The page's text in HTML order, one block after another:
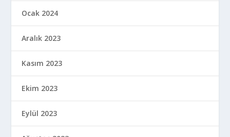
Ocak 2024
Aralık 2023
Kasım 2023
Ekim 2023
Eylül 2023